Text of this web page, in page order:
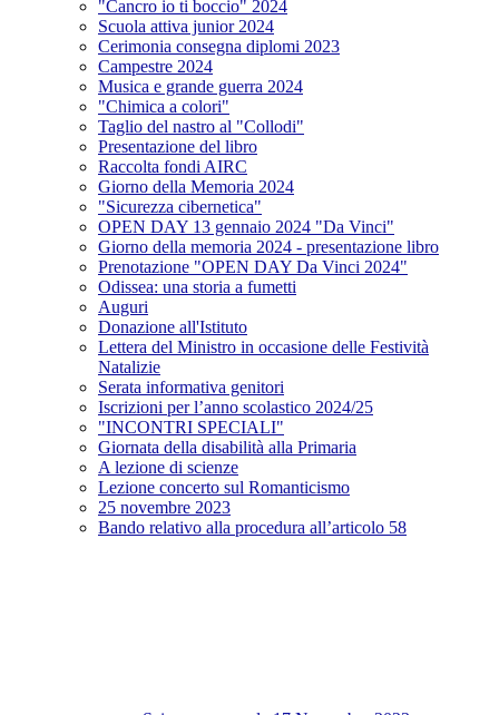
"Cancro io ti boccio" 2024
Scuola attiva junior 2024
Cerimonia consegna diplomi 2023
Campestre 2024
Musica e grande guerra 2024
"Chimica a colori"
Taglio del nastro al "Collodi"
Presentazione del libro
Raccolta fondi AIRC
Giorno della Memoria 2024
"Sicurezza cibernetica"
OPEN DAY 13 gennaio 2024 "Da Vinci"
Giorno della memoria 2024 - presentazione libro
Prenotazione "OPEN DAY Da Vinci 2024"
Odissea: una storia a fumetti
Auguri
Donazione all'Istituto
Lettera del Ministro in occasione delle Festività
Natalizie
Serata informativa genitori
Iscrizioni per l’anno scolastico 2024/25
"INCONTRI SPECIALI"
Giornata della disabilità alla Primaria
A lezione di scienze
Lezione concerto sul Romanticismo
25 novembre 2023
Bando relativo alla procedura all’articolo 58